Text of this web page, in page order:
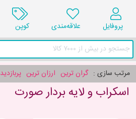
پروفایل علاقه‌مندی کوپن
جستجو در بیش از ۷۰۰۰ کالا
مرتب سازی : گران ترین ارزان ترین پربازدید
اسکراب و لایه بردار صورت